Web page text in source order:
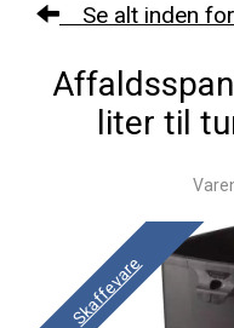
Se alt inden
liter til
Skaffevare